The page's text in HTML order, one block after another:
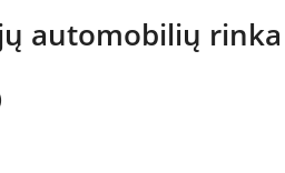
automobilių